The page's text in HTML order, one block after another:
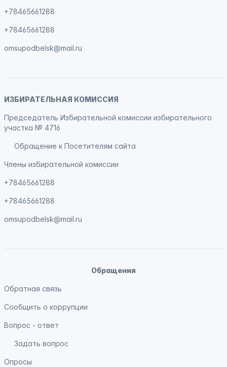
+78465661288
+78465661288
omsupodbelsk@mail.ru
ИЗБИРАТЕЛЬНАЯ КОМИССИЯ
Председатель Избирательной комиссии избирательного
участка № 4716
Обращение к Посетителям сайта
Члены избирательной комиссии
+78465661288
+78465661288
omsupodbelsk@mail.ru
Обращения
Обратная связь
Сообщить о коррупции
Вопрос - ответ
Задать вопрос
Опросы